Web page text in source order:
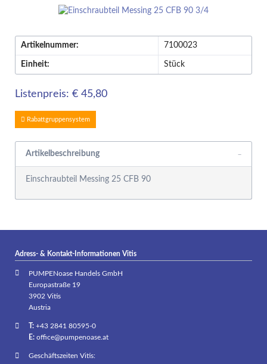
Artikelnummer: 7100023
Einheit: Stück
Listenpreis: € 45,80
Rabattgruppensystem
Artikelbeschreibung
Einschraubteil Messing 25 CFB 90
Adress- & Kontakt-Informationen Vitis
PUMPENoase Handels GmbH
Europastraße 19
3902 Vitis
Austria
T:+43 2841 80595-0
E: office@pumpenoase.at
Geschäftszeiten Vitis: